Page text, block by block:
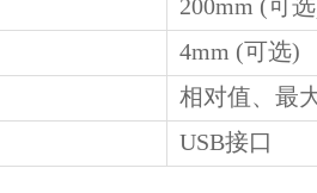
200mm (可
4mm (可选)
相对值、最
USB接口